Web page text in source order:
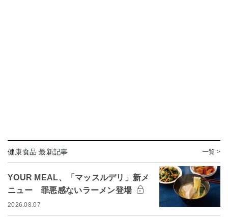
健康食品 最新記事 一覧 >
YOUR MEAL、「マッスルデリ」新メ
ニュー 罪悪感ないラーメン登場
2026.08.07